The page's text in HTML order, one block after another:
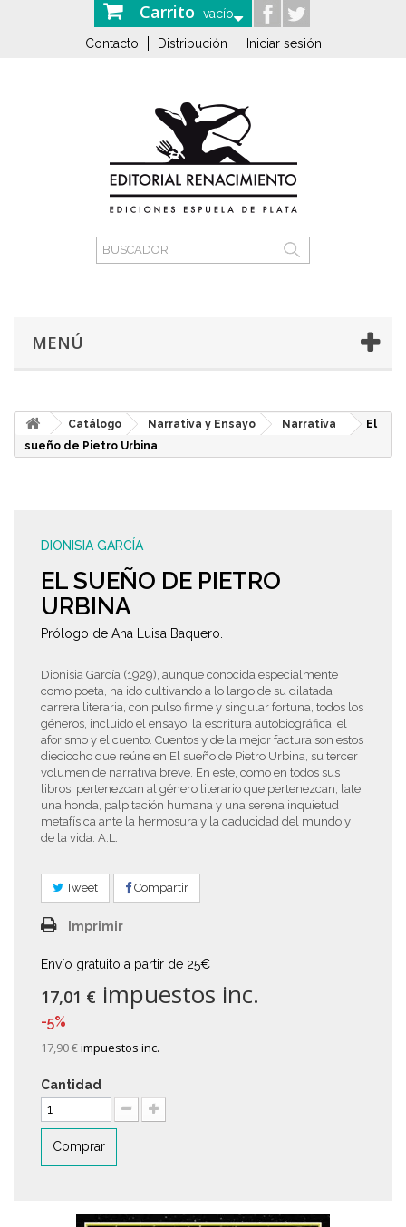
Carrito vacío
Contacto Distribución Iniciar sesión
MENÚ
Catálogo Narrativa y Ensayo Narrativa
El
sueño de Pietro Urbina
DIONISIA GARCÍA
EL SUEÑO DE PIETRO
URBINA
Prólogo de Ana Luisa Baquero.
Dionisia García (1929), aunque conocida especialmente
como poeta, ha ido cultivando a lo largo de su dilatada
carrera literaria, con pulso firme y singular fortuna, todos los
géneros, incluido el ensayo, la escritura autobiográfica, el
aforismo y el cuento. Cuentos y de la mejor factura son estos
dieciocho que reúne en El sueño de Pietro Urbina, su tercer
volumen de narrativa breve. En este, como en todos sus
libros, pertenezcan al género literario que pertenezcan, late
una honda, palpitación humana y una serena inquietud
metafísica ante la hermosura y la caducidad del mundo y
de la vida. A.L.
Tweet Compartir
Imprimir
Envío gratuito a partir de 25€
17,01 € impuestos inc.
-5%
17,90 €impuestos inc.
Cantidad
Comprar